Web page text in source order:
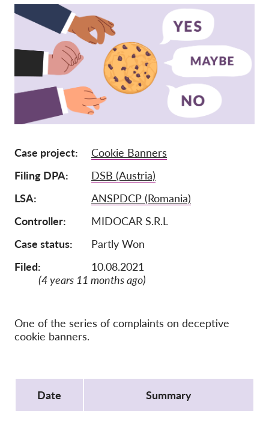
Exercise your rights!
Soutenez-nous !
Adhésion
Dons
Tax deductability
À propos de nous
Équipe
Rapports annuels
FAQs
Offres d‘emploi
Recours collectif
Médias
GDPRhub
Case project
Cookie Banners
Filing DPA
DSB (Austria)
LSA
ANSPDCP (Romania)
Controller
MIDOCAR S.R.L
Case status
Partly Won
Filed:
10.08.2021
(4 years 11 months ago)
One of the series of complaints on deceptive
cookie banners.
Date
Summary